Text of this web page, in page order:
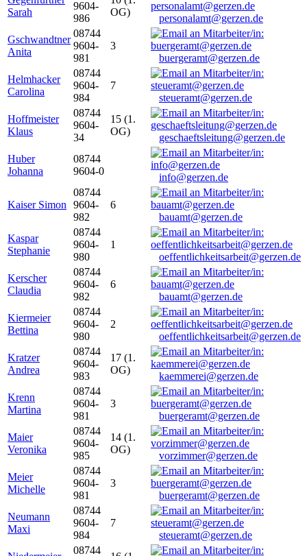
Sarah
9604-
986
OG)
personalamt@gerzen.de
Gschwandtner
Anita
08744
9604-
981
3
buergeramt@gerzen.de
Helmhacker
Carolina
08744
9604-
984
7
steueramt@gerzen.de
Hoffmeister
Klaus
08744
9604-
34
15 (1.
OG)
geschaeftsleitung@gerzen.de
Huber
Johanna
08744
9604-0
info@gerzen.de
Kaiser Simon
08744
9604-
982
6
bauamt@gerzen.de
Kaspar
Stephanie
08744
9604-
980
1
oeffentlichkeitsarbeit@gerzen.de
Kerscher
Claudia
08744
9604-
982
6
bauamt@gerzen.de
Kiermeier
Bettina
08744
9604-
980
2
oeffentlichkeitsarbeit@gerzen.de
Kratzer
Andrea
08744
9604-
983
17 (1.
OG)
kaemmerei@gerzen.de
Krenn
Martina
08744
9604-
981
3
buergeramt@gerzen.de
Maier
Veronika
08744
9604-
985
14 (1.
OG)
vorzimmer@gerzen.de
Meier
Michelle
08744
9604-
981
3
buergeramt@gerzen.de
Neumann
Maxi
08744
9604-
984
7
steueramt@gerzen.de
08744